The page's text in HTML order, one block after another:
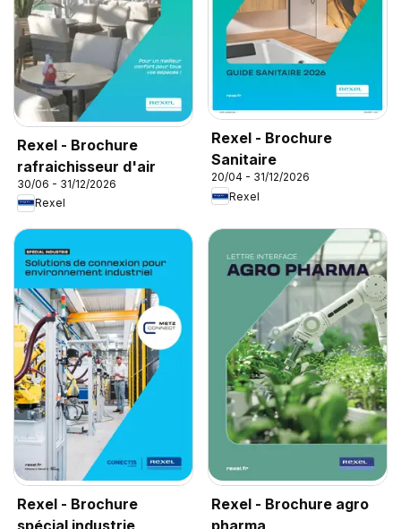
Rexel - Brochure
rafraichisseur d'air
30/06 - 31/12/2026
Rexel
Rexel - Brochure
Sanitaire
20/04 - 31/12/2026
Rexel
Rexel - Brochure
spécial industrie
Rexel - Brochure agro
pharma